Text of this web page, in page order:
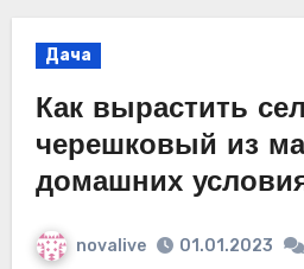
Дача
Как вырастить
черешковый из
домашних
novalive 01.01.2023